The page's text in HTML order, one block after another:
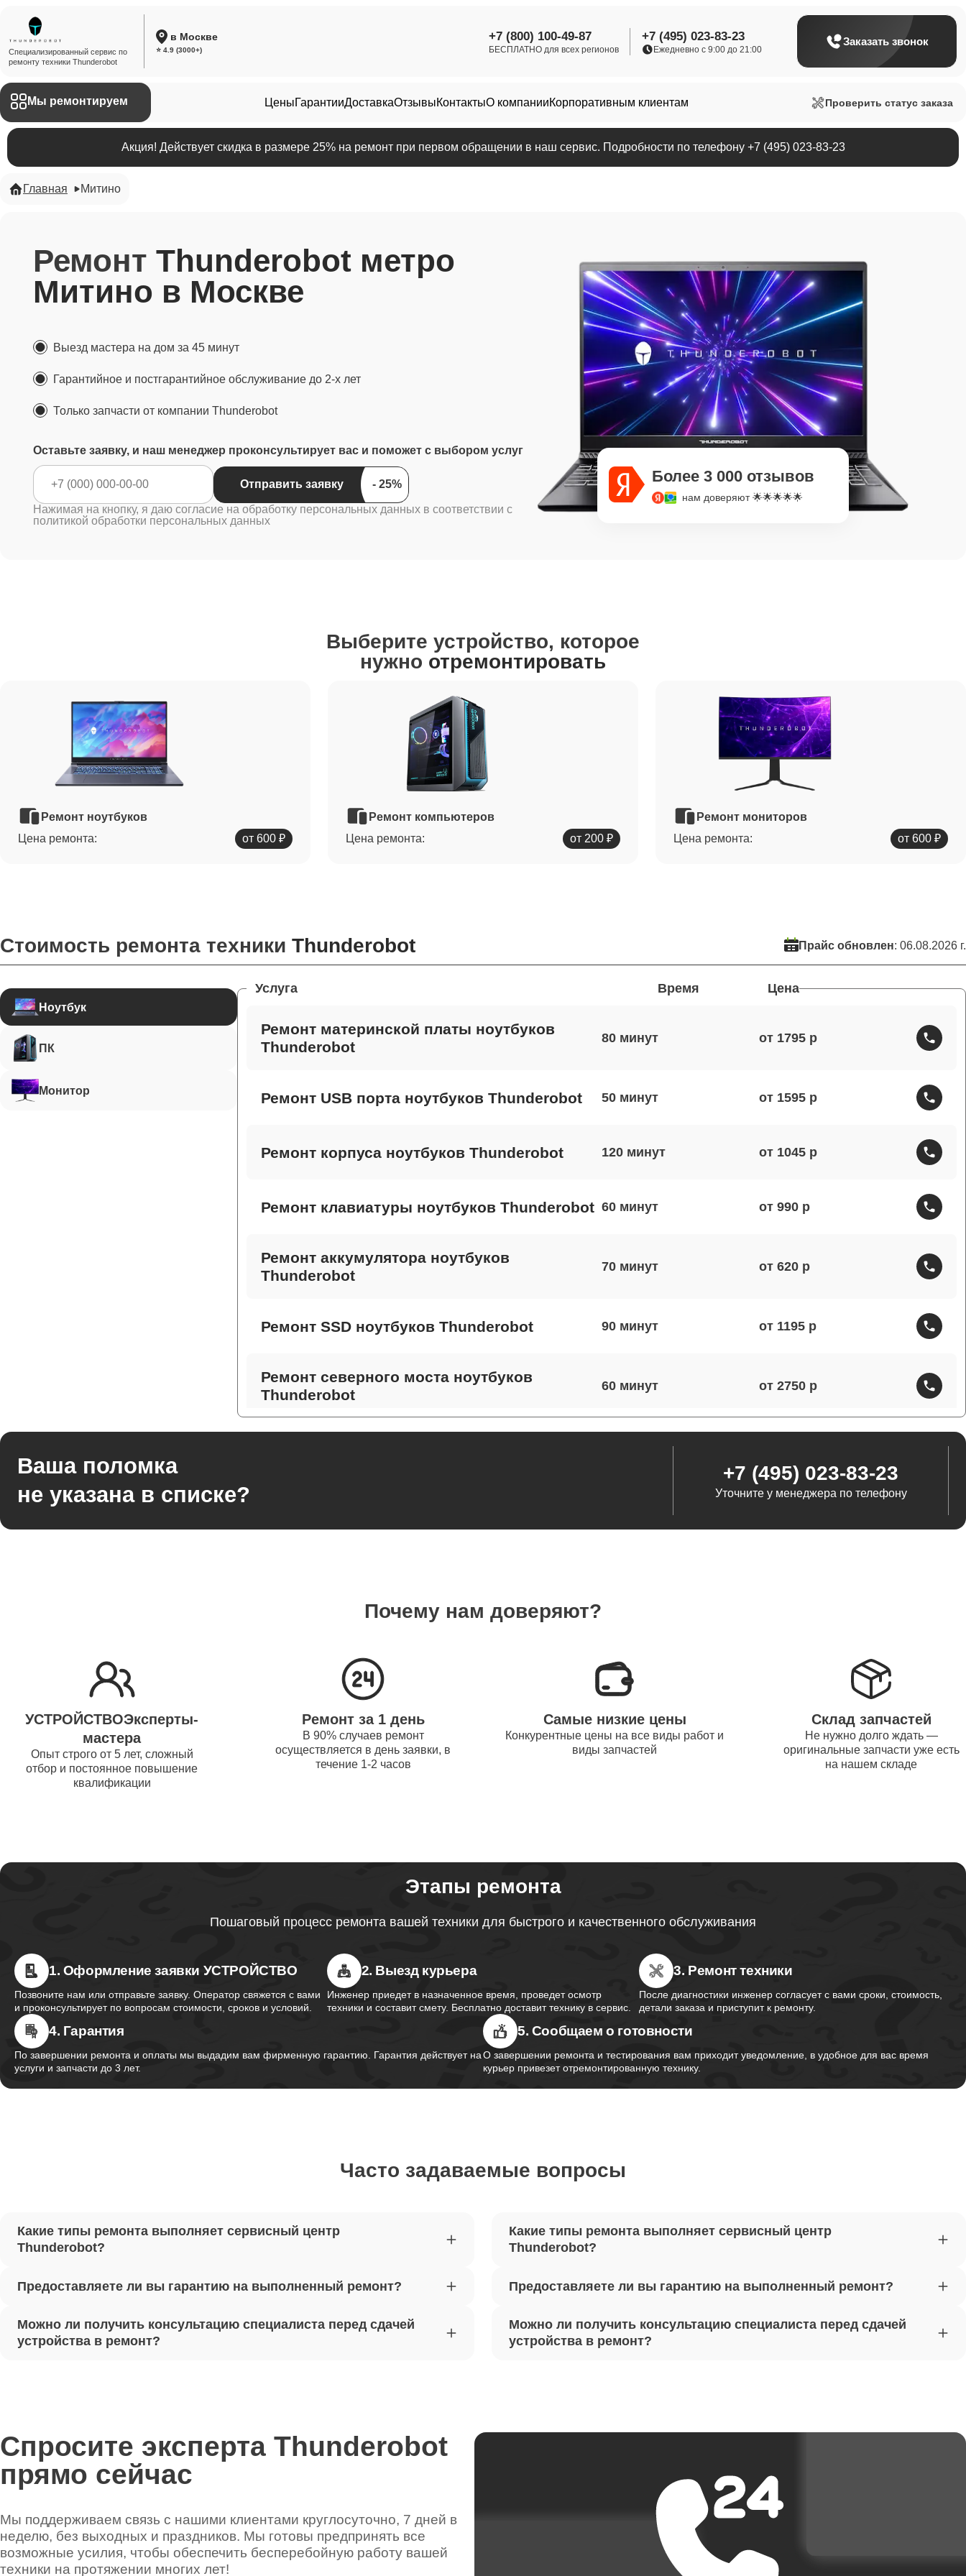
Специализированный сервис по
ремонту техники Thunderobot
в Москве
⭐ 4.9 (3000+)
+7 (800) 100-49-87
БЕСПЛАТНО для всех регионов
+7 (495) 023-83-23
Ежедневно с 9:00 до 21:00
Заказать звонок
Мы ремонтируем ЦеныГарантииДоставкаОтзывыКонтактыО компанииКорпоративным клиентам Проверить статус заказа
Акция! Действует скидка в размере 25% на ремонт при первом обращении в наш сервис. Подробности по телефону +7 (495) 023-83-23
Главная Митино
Ремонт Thunderobot метро
Митино в Москве
Выезд мастера на дом за 45 минут
Гарантийное и постгарантийное обслуживание до 2-х лет
Только запчасти от компании Thunderobot
Оставьте заявку, и наш менеджер проконсультирует вас и поможет с выбором услуг
Отправить заявку
Нажимая на кнопку, я даю согласие на обработку персональных данных в соответствии с
политикой обработки персональных данных
Более 3 000 отзывов
нам доверяют 🌟🌟🌟🌟🌟
Выберите устройство, которое
нужно отремонтировать
Ремонт ноутбуков
Цена ремонта:
от 600 ₽
Ремонт компьютеров
Цена ремонта:
от 200 ₽
Ремонт мониторов
Цена ремонта:
от 600 ₽
Стоимость ремонта техники Thunderobot Прайс обновлен: 06.08.2026 г.
Ноутбук
ПК
Монитор
Услуга Время Цена
Ремонт материнской платы ноутбуков
Thunderobot
80 от 1795
Ремонт USB порта ноутбуков Thunderobot 50 от 1595
Ремонт корпуса ноутбуков Thunderobot 120 от 1045
Ремонт клавиатуры ноутбуков Thunderobot 60 от 990
Ремонт аккумулятора ноутбуков
Thunderobot
70 от 620
Ремонт SSD ноутбуков Thunderobot 90 от 1195
Ремонт северного моста ноутбуков
Thunderobot
60 от 2750
Ремонт системы охлаждения ноутбуков
Ремонт процессора ноутбуков Thunderobot 50
Ремонт оперативной памяти ноутбуков
Thunderobot
80
50 от 1595
Ремонт тачпада ноутбуков Thunderobot 70
Ремонт южного моста ноутбуков
Thunderobot
Ремонт контроллера питания ноутбуков
Thunderobot
Настройка Wi-Fi ноутбуков Thunderobot 90
Ремонт петель крышки ноутбуков
Thunderobot
90 от 1045
Ремонт вебкамеры ноутбуков Thunderobot 50 от 1620
Установка драйверов ноутбуков
40
от 3700
Ремонт видеокарты ноутбуков Thunderobot
Ваша поломка
не указана в списке?
+7 (495) 023-83-23
Уточните у менеджера по телефону
Почему нам доверяют?
УСТРОЙСТВОЭксперты-
мастера
Опыт строго от 5 лет, сложный
отбор и постоянное повышение
квалификации
Ремонт за 1 день
В 90% случаев ремонт
осуществляется в день заявки, в
течение 1-2 часов
Самые низкие цены
Конкурентные цены на все виды работ и
виды запчастей
Склад запчастей
Не нужно долго ждать —
оригинальные запчасти уже есть
на нашем складе
Этапы ремонта
Пошаговый процесс ремонта вашей техники для быстрого и качественного обслуживания
1. Оформление заявки УСТРОЙСТВО
Позвоните нам или отправьте заявку. Оператор свяжется с вами
и проконсультирует по вопросам стоимости, сроков и условий.
2. Выезд курьера
Инженер приедет в назначенное время, проведет осмотр
техники и составит смету. Бесплатно доставит технику в сервис.
3. Ремонт техники
После диагностики инженер согласует с вами сроки, стоимость,
детали заказа и приступит к ремонту.
4. Гарантия
По завершении ремонта и оплаты мы выдадим вам фирменную гарантию. Гарантия действует на
услуги и запчасти до 3 лет.
5. Сообщаем о готовности
О завершении ремонта и тестирования вам приходит уведомление, в удобное для вас время
курьер привезет отремонтированную технику.
Часто задаваемые вопросы
Какие типы ремонта выполняет сервисный центр
Thunderobot?
Предоставляете ли вы гарантию на выполненный ремонт?
Можно ли получить консультацию специалиста перед сдачей
устройства в ремонт?
Какие типы ремонта выполняет сервисный центр
Thunderobot?
Предоставляете ли вы гарантию на выполненный ремонт?
Можно ли получить консультацию специалиста перед сдачей
устройства в ремонт?
Спросите эксперта Thunderobot
прямо сейчас
Мы поддерживаем связь с нашими клиентами круглосуточно, 7 дней в
неделю, без выходных и праздников. Мы готовы предпринять все
возможные усилия, чтобы обеспечить бесперебойную работу вашей
техники на протяжении многих лет!